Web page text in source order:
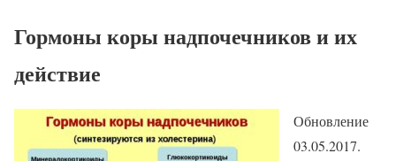
Гормоны коры надпочечников и их
действие
Обновление
03.05.2017.